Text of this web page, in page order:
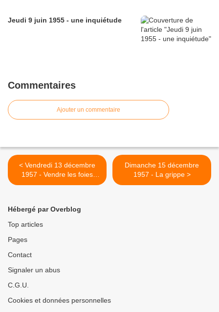
Jeudi 9 juin 1955 - une inquiétude
Commentaires
Ajouter un commentaire
< Vendredi 13 décembre
1957 - Vendre les foies
d'oie
Dimanche 15 décembre
1957 - La grippe >
Hébergé par Overblog
Top articles
Pages
Contact
Signaler un abus
C.G.U.
Cookies et données personnelles